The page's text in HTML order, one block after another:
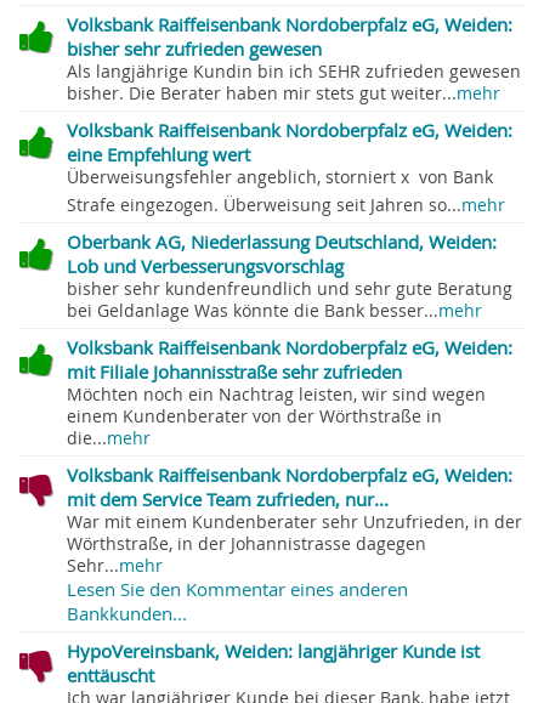
Volksbank Raiffeisenbank Nordoberpfalz eG, Weiden:
bisher sehr zufrieden gewesen
Als langjährige Kundin bin ich SEHR zufrieden gewesen
bisher. Die Berater haben mir stets gut weiter...mehr
Volksbank Raiffeisenbank Nordoberpfalz eG, Weiden:
eine Empfehlung wert
Überweisungsfehler angeblich, storniert x  von Bank
Strafe eingezogen. Überweisung seit Jahren so...mehr
Oberbank AG, Niederlassung Deutschland, Weiden:
Lob und Verbesserungsvorschlag
bisher sehr kundenfreundlich und sehr gute Beratung
bei Geldanlage Was könnte die Bank besser...mehr
Volksbank Raiffeisenbank Nordoberpfalz eG, Weiden:
mit Filiale Johannisstraße sehr zufrieden
Möchten noch ein Nachtrag leisten, wir sind wegen
einem Kundenberater von der Wörthstraße in
die...mehr
Volksbank Raiffeisenbank Nordoberpfalz eG, Weiden:
mit dem Service Team zufrieden, nur...
War mit einem Kundenberater sehr Unzufrieden, in der
Wörthstraße, in der Johannistrasse dagegen
Sehr...mehr
Lesen Sie den Kommentar eines anderen
Bankkunden...
HypoVereinsbank, Weiden: langjähriger Kunde ist
enttäuscht
Ich war langjähriger Kunde bei dieser Bank, habe jetzt